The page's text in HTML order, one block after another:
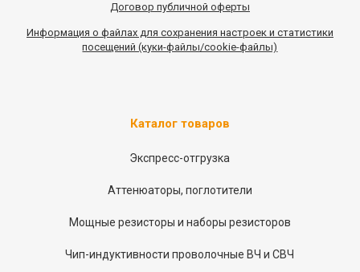
Договор публичной оферты
Информация о файлах для сохранения настроек и статистики
посещений (куки-файлы/cookie-файлы)
Каталог товаров
Экспресс-отгрузка
Аттенюаторы, поглотители
Мощные резисторы и наборы резисторов
Чип-индуктивности проволочные ВЧ и СВЧ